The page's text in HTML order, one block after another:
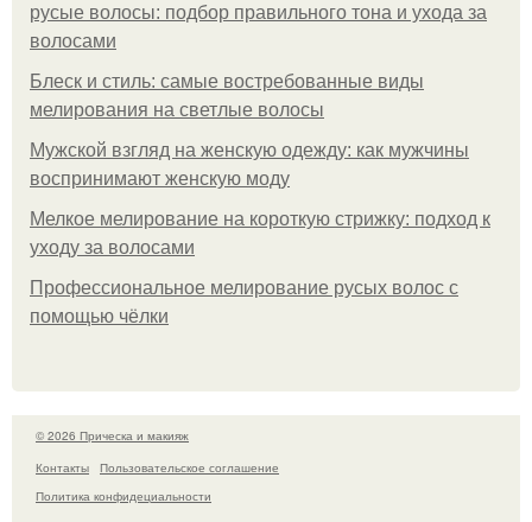
русые волосы: подбор правильного тона и ухода за
волосами
Блеск и стиль: самые востребованные виды
мелирования на светлые волосы
Мужской взгляд на женскую одежду: как мужчины
воспринимают женскую моду
Мелкое мелирование на короткую стрижку: подход к
уходу за волосами
Профессиональное мелирование русых волос с
помощью чёлки
© 2026 Прическа и макияж
Контакты
Пользовательское соглашение
Политика конфидециальности